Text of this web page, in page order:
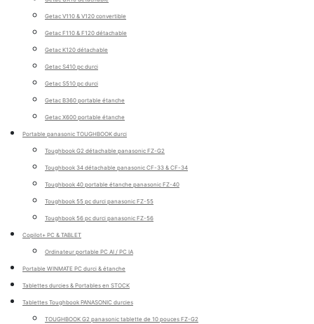
Getac V110 & V120 convertible
Getac F110 & F120 détachable
Getac K120 détachable
Getac S410 pc durci
Getac S510 pc durci
Getac B360 portable étanche
Getac X600 portable étanche
Portable panasonic TOUGHBOOK durci
Toughbook G2 détachable panasonic FZ-G2
Toughbook 34 détachable panasonic CF-33 & CF-34
Toughbook 40 portable étanche panasonic FZ-40
Toughbook 55 pc durci panasonic FZ-55
Toughbook 56 pc durci panasonic FZ-56
Copilot+ PC & TABLET
Ordinateur portable PC AI / PC IA
Portable WINMATE PC durci & étanche
Tablettes durcies & Portables en STOCK
Tablettes Toughbook PANASONIC durcies
TOUGHBOOK G2 panasonic tablette de 10 pouces FZ-G2